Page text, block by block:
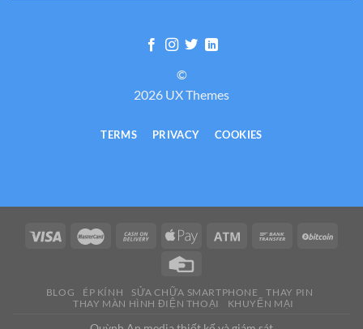
©
2026 UX Themes
TERMS PRIVACY COOKIES
BLOG ÉP KÍNH SỬA CHỮA SMARTPHONE
THAY PIN
THAY MÀN HÌNH ĐIỆN THOẠI
KHUYẾN MẠI